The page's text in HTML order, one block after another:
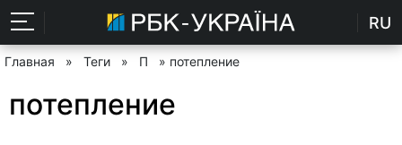
RU
Главная » Теги » П » потепление
потепление